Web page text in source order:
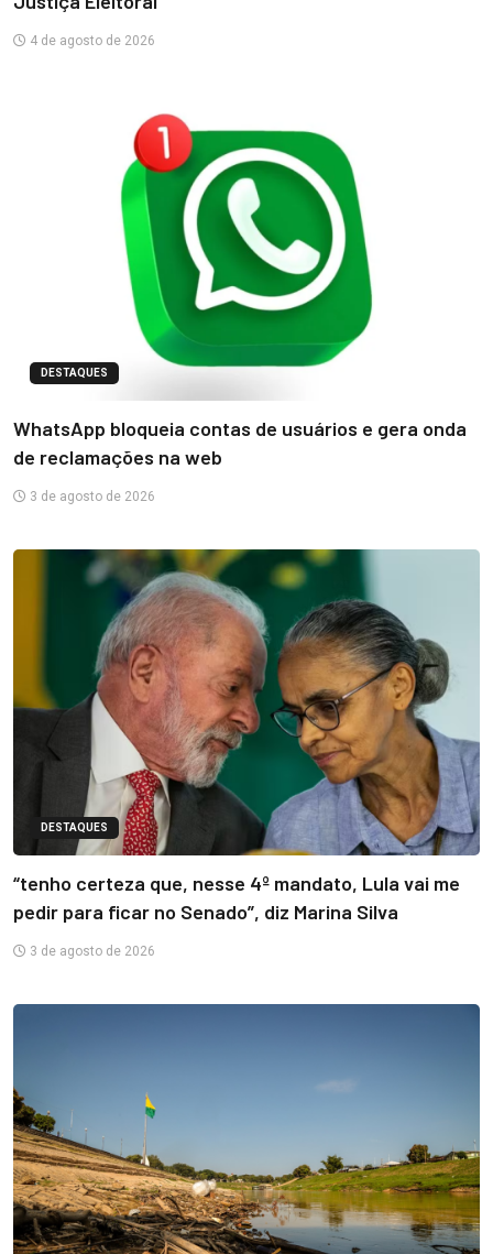
4 de agosto de 2026
DESTAQUES
WhatsApp bloqueia contas de usuários e gera onda
de reclamações na web
3 de agosto de 2026
DESTAQUES
“tenho certeza que, nesse 4º mandato, Lula vai me
pedir para ficar no Senado”, diz Marina Silva
3 de agosto de 2026